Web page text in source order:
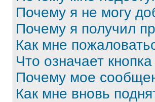
Почему я не могу
Почему я получил
Как мне
Что означает
Почему мое
Как мне вновь